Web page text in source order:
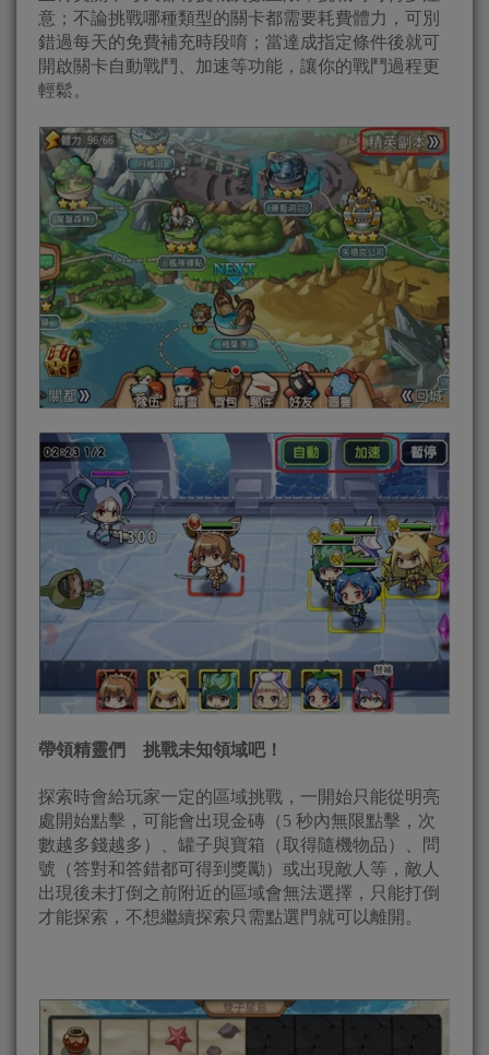
意；不論挑戰哪種類型的關卡都需要耗費體力，可別
錯過每天的免費補充時段唷；當達成指定條件後就可
開啟關卡自動戰鬥、加速等功能，讓你的戰鬥過程更
輕鬆。
帶領精靈們 挑戰未知領域吧！
探索時會給玩家一定的區域挑戰，一開始只能從明亮
處開始點擊，可能會出現金磚（5 秒內無限點擊，次
數越多錢越多）、罐子與寶箱（取得隨機物品）、問
號（答對和答錯都可得到獎勵）或出現敵人等，敵人
出現後未打倒之前附近的區域會無法選擇，只能打倒
才能探索，不想繼續探索只需點選門就可以離開。